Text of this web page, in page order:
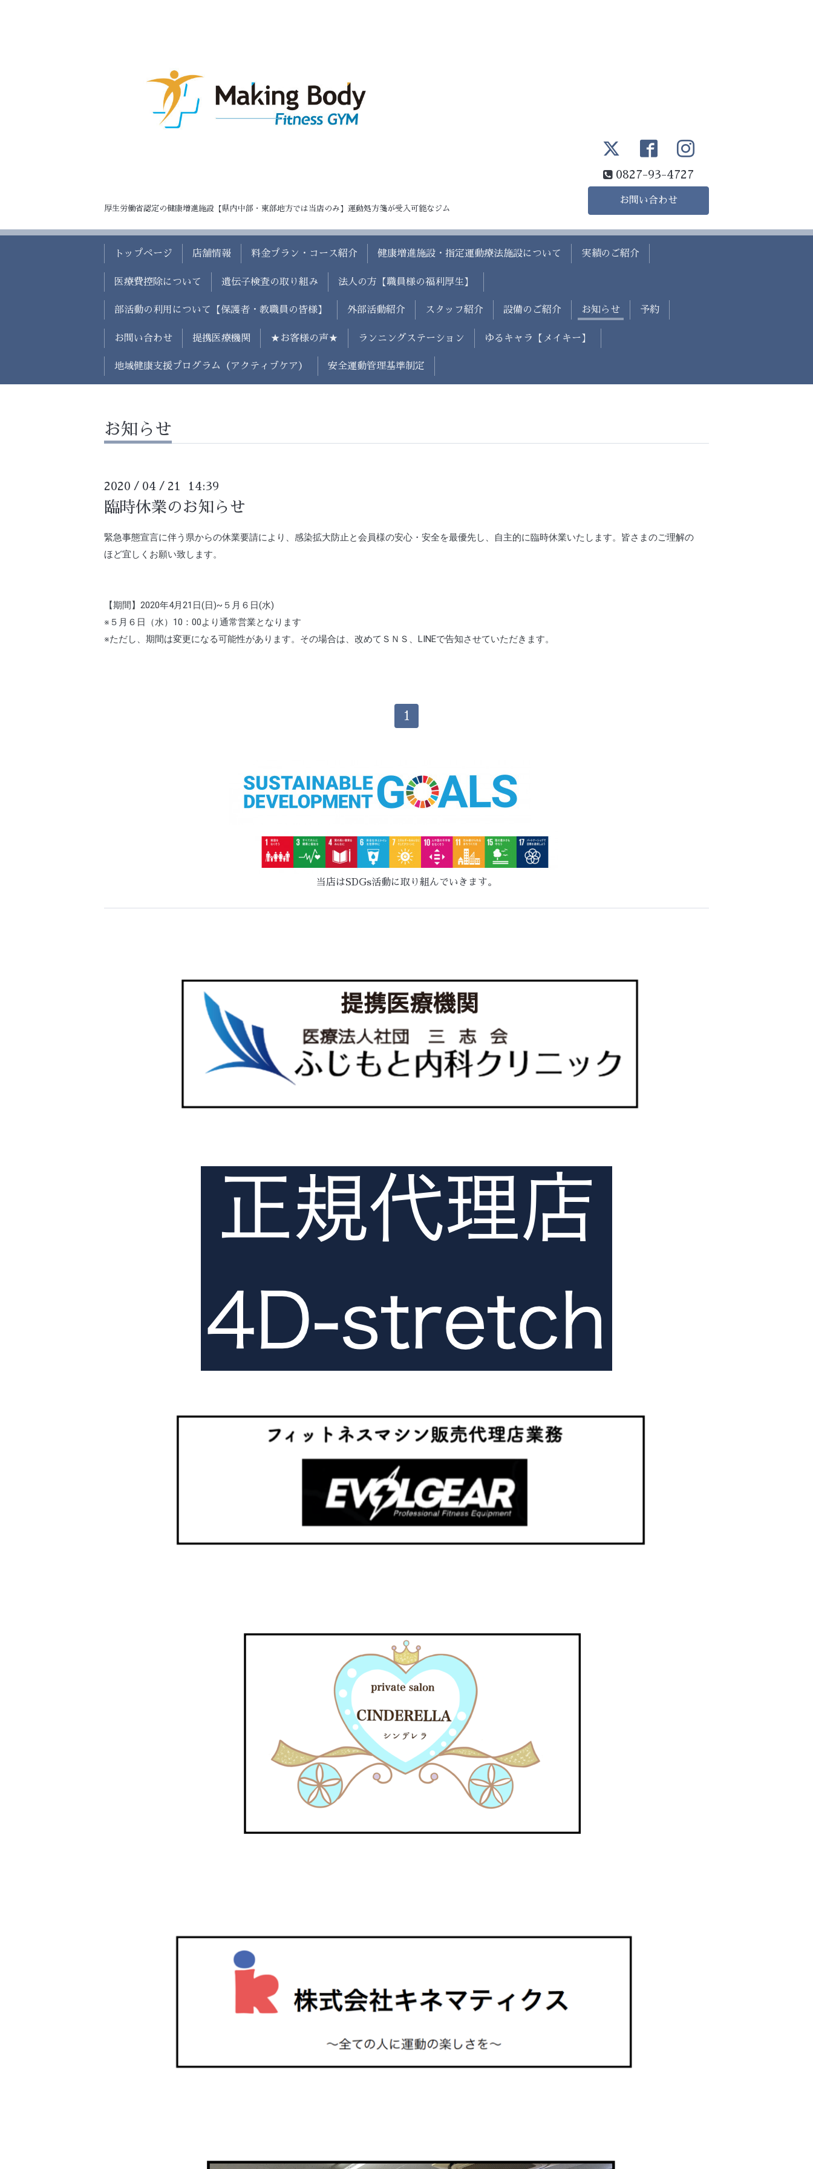
厚生労働省認定の健康増進施設【県内中部・東部地方では当店のみ】運動処方箋が受入可能なジム
0827-93-4727
お問い合わせ
トップページ 店舗情報 料金プラン・コース紹介 健康増進施設・指定運動療法施設について 実績のご紹介
医療費控除について 遺伝子検査の取り組み 法人の方【職員様の福利厚生】
部活動の利用について【保護者・教職員の皆様】 外部活動紹介 スタッフ紹介 設備のご紹介 お知らせ 予約
お問い合わせ 提携医療機関 ★お客様の声★ ランニングステーション ゆるキャラ【メイキー】
地域健康支援プログラム（アクティブケア） 安全運動管理基準制定
お知らせ
2020 / 04 / 21 14:39
臨時休業のお知らせ
緊急事態宣言に伴う県からの休業要請により、感染拡大防止と会員様の安心・安全を最優先し、自主的に臨時休業いたします。皆さまのご理解の
ほど宜しくお願い致します。
【期間】2020年4月21日(日)~５月６日(水)
※５月６日（水）10：00より通常営業となります
※ただし、期間は変更になる可能性があります。その場合は、改めてＳＮＳ、LINEで告知させていただきます。
1
当店はSDGs活動に取り組んでいきます。